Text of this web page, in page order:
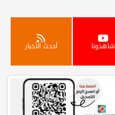
شاهدونا أحدث الأخبار